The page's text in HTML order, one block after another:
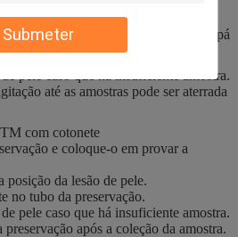
Submeter
de lesão de pele:
do micro (EDTA.K2) com bocal da pá
posição da lesão de pele.
pele caso que há insuficiente amostra.
até as amostras pode ser aterrada
com cotonete
e coloque-o em provar a
posição da lesão de pele.
no tubo da preservação.
pele caso que há insuficiente amostra.
após a coleção da amostra.